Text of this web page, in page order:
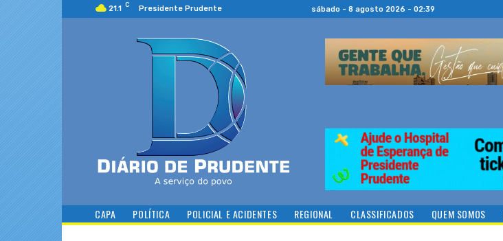
21.1 C Presidente Prudente sábado - 8 agosto 2026 - 02:39
CAPA POLÍTICA POLICIAL E ACIDENTES REGIONAL CLASSIFICADOS QUEM SOMOS